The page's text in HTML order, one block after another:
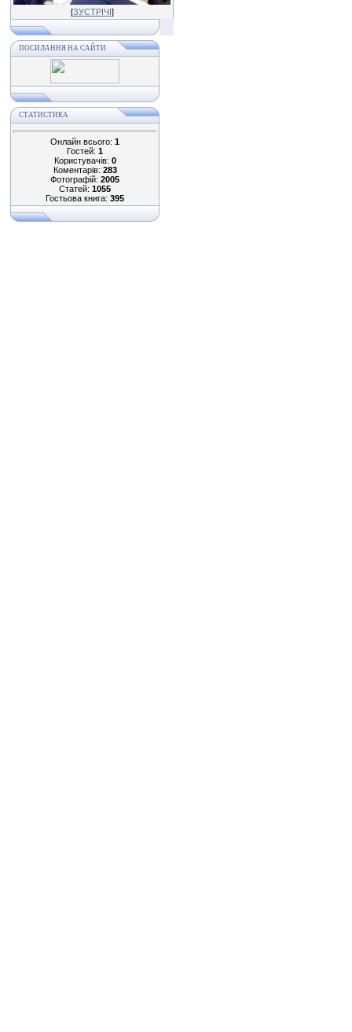
[ЗУСТРІЧІ]
ПОСИЛАННЯ НА САЙТИ
СТАТИСТИКА
Онлайн всього: 1
Гостей: 1
Користувачів: 0
Коментарів: 283
Фотографій: 2005
Статей: 1055
Гостьова книга: 395